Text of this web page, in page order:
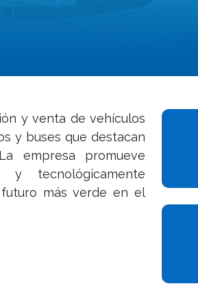
y venta de vehículos
y buses que destacan
empresa promueve
y tecnológicamente
más verde en el